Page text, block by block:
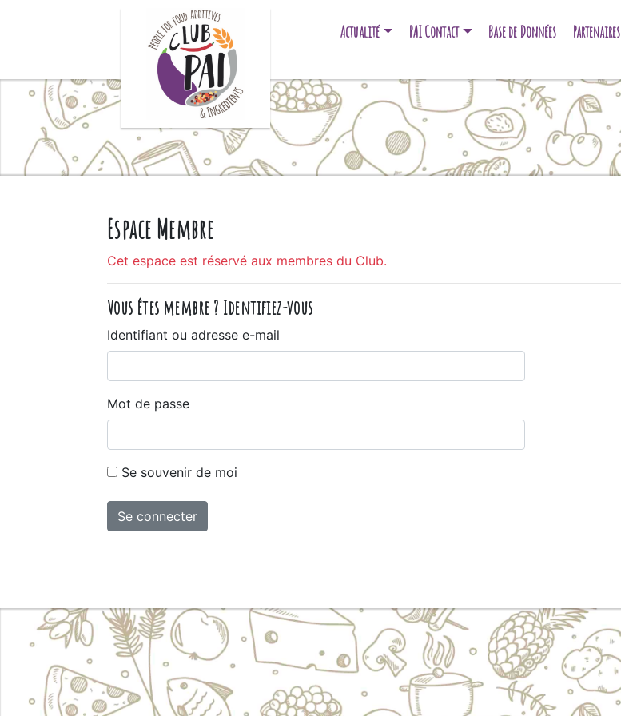
Actualité PAI Contact Base de Données Partenaires
Espace Membre
Cet espace est réservé aux membres du Club.
Vous êtes membre ? Identifiez-vous
Identifiant ou adresse e-mail
Mot de passe
Se souvenir de moi